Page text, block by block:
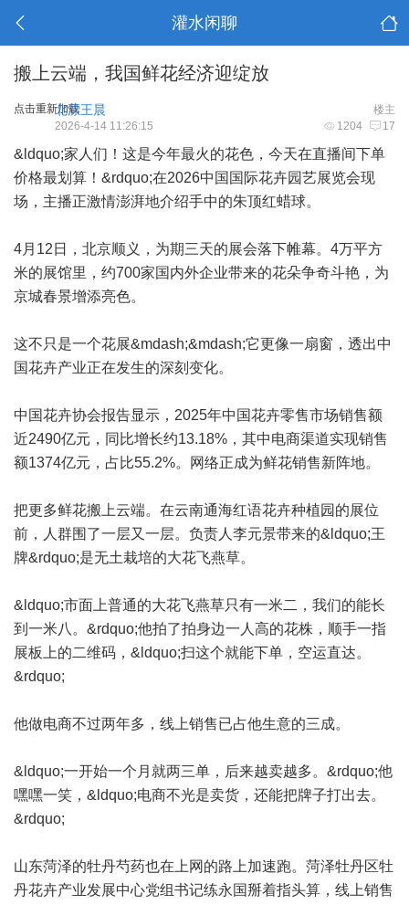
灌水闲聊
搬上云端，我国鲜花经济迎绽放
点击重新加载 楼主
北漂王晨
1204 17
2026-4-14 11:26:15
&ldquo;家人们！这是今年最火的花色，今天在直播间下单
价格最划算！&rdquo;在2026中国国际花卉园艺展览会现
场，主播正激情澎湃地介绍手中的朱顶红蜡球。
4月12日，北京顺义，为期三天的展会落下帷幕。4万平方
米的展馆里，约700家国内外企业带来的花朵争奇斗艳，为
京城春景增添亮色。
这不只是一个花展&mdash;&mdash;它更像一扇窗，透出中
国花卉产业正在发生的深刻变化。
中国花卉协会报告显示，2025年中国花卉零售市场销售额
近2490亿元，同比增长约13.18%，其中电商渠道实现销售
额1374亿元，占比55.2%。网络正成为鲜花销售新阵地。
把更多鲜花搬上云端。在云南通海红语花卉种植园的展位
前，人群围了一层又一层。负责人李元景带来的&ldquo;王
牌&rdquo;是无土栽培的大花飞燕草。
&ldquo;市面上普通的大花飞燕草只有一米二，我们的能长
到一米八。&rdquo;他拍了拍身边一人高的花株，顺手一指
展板上的二维码，&ldquo;扫这个就能下单，空运直达。
&rdquo;
他做电商不过两年多，线上销售已占他生意的三成。
&ldquo;一开始一个月就两三单，后来越卖越多。&rdquo;他
嘿嘿一笑，&ldquo;电商不光是卖货，还能把牌子打出去。
&rdquo;
山东菏泽的牡丹芍药也在上网的路上加速跑。菏泽牡丹区牡
丹花卉产业发展中心党组书记练永国掰着指头算，线上销售